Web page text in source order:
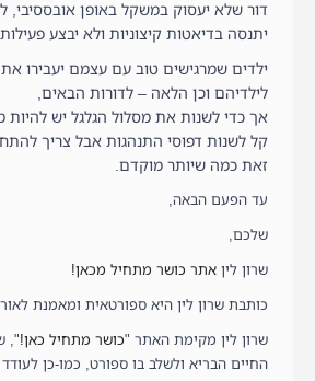
דור שלא יעסוק במשקל באופן אובססיבי,
יתנסה בדיאטות קיצוניות ולא יבצע פעילות
ילדים שמרגישים טוב עם עצמם יעבירו
לילדיהם וכן הלאה – לדורות הבאים,
אך כדי לשנות את מסלול הגלגל יש להיות
קל לשנות דפוסי התנהגות אבל צריך
זאת כמה שיותר מוקדם.
עד הפעם הבאה,
שלכם,
שרון לין אתר כושר מתחיל מכאן!
כותבת שרון לין היא ספורטאית ומאמנת
שרון לין מקימת האתר "כושר מתחיל כאן!",
החיים הבריא ולשלב בו ספורט, כמו-כן